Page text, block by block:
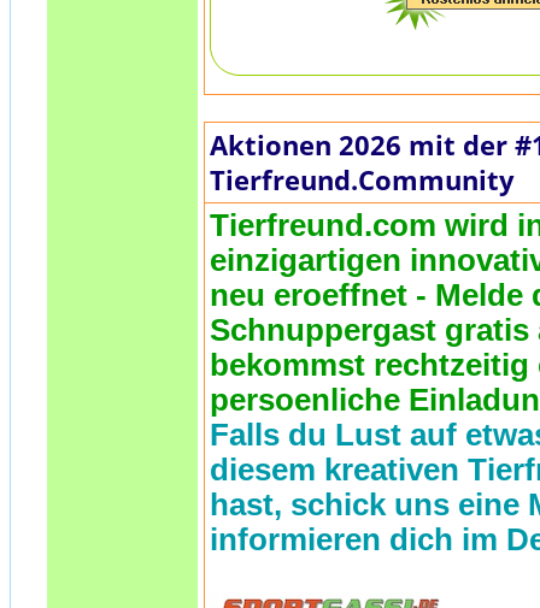
Aktionen 2026 mit der
Tierfreund.Community
Tierfreund.com wird
einzigartigen
neu eroeffnet - Melde
Schnuppergast gratis
bekommst rechtzeitig
persoenliche
Falls du Lust auf
diesem kreativen
hast, schick uns eine
informieren dich im